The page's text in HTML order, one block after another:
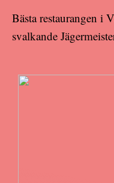
Bästa restaurangen i
svalkande